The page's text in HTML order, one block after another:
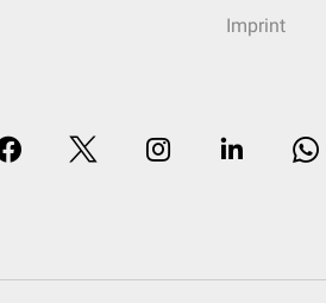
Imprint